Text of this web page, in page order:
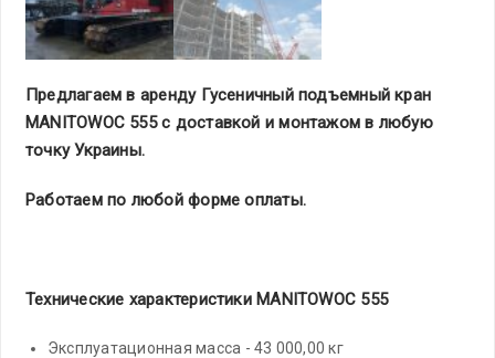
Предлагаемв аренду Гусеничный подъемный кран
MANITOWOC 555 с доставкой и монтажом в любую
точку Украины.
Работаем по любой форме оплаты.
Технические характеристики MANITOWOC 555
Эксплуатационная масса - 43 000,00 кг